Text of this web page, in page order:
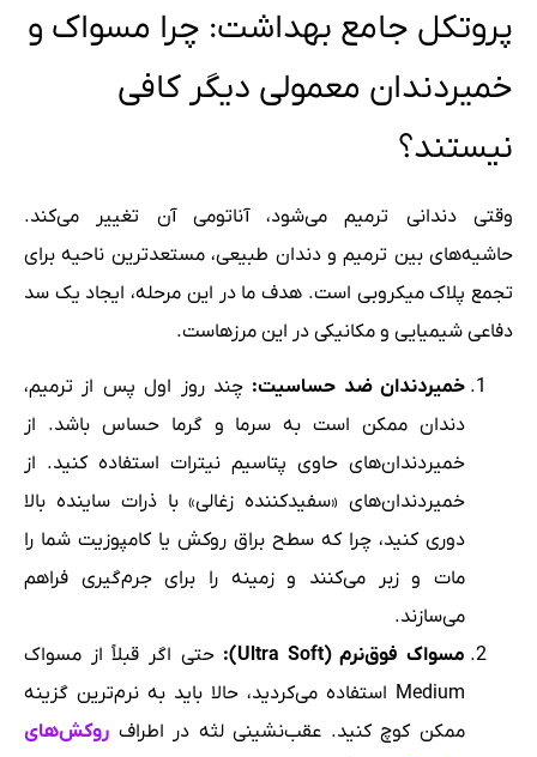
پروتکل جامع بهداشت: چرا مسواک و
خمیردندان معمولی دیگر کافی
نیستند؟
وقتی دندانی ترمیم می‌شود، آناتومی آن تغییر می‌کند.
حاشیه‌های بین ترمیم و دندان طبیعی، مستعدترین ناحیه برای
تجمع پلاک میکروبی است. هدف ما در این مرحله، ایجاد یک سد
دفاعی شیمیایی و مکانیکی در این مرزهاست.
خمیردندان ضد حساسیت: چند روز اول پس از ترمیم،
دندان ممکن است به سرما و گرما حساس باشد. از
خمیردندان‌های حاوی پتاسیم نیترات استفاده کنید. از
خمیردندان‌های «سفیدکننده زغالی» با ذرات ساینده بالا
دوری کنید، چرا که سطح براق روکش یا کامپوزیت شما را
مات و زبر می‌کنند و زمینه را برای جرم‌گیری فراهم
می‌سازند.
مسواک فوق‌نرم (Ultra Soft):
حتی اگر قبلاً از مسواک
Medium استفاده می‌کردید، حالا باید به نرم‌ترین گزینه
ممکن کوچ کنید. عقب‌نشینی لثه در اطراف روکش‌های